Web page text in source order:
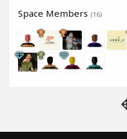
Space Members (16)